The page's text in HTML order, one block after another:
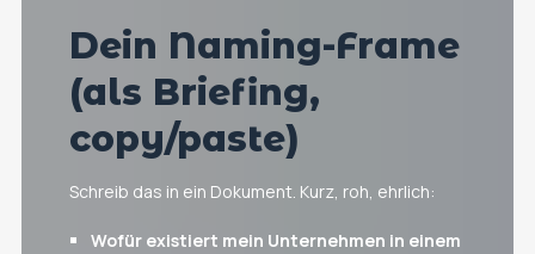
Dein Naming-Frame
(als Briefing,
copy/paste)
Schreib das in ein Dokument. Kurz, roh, ehrlich:
Wofür existiert mein Unternehmen in einem